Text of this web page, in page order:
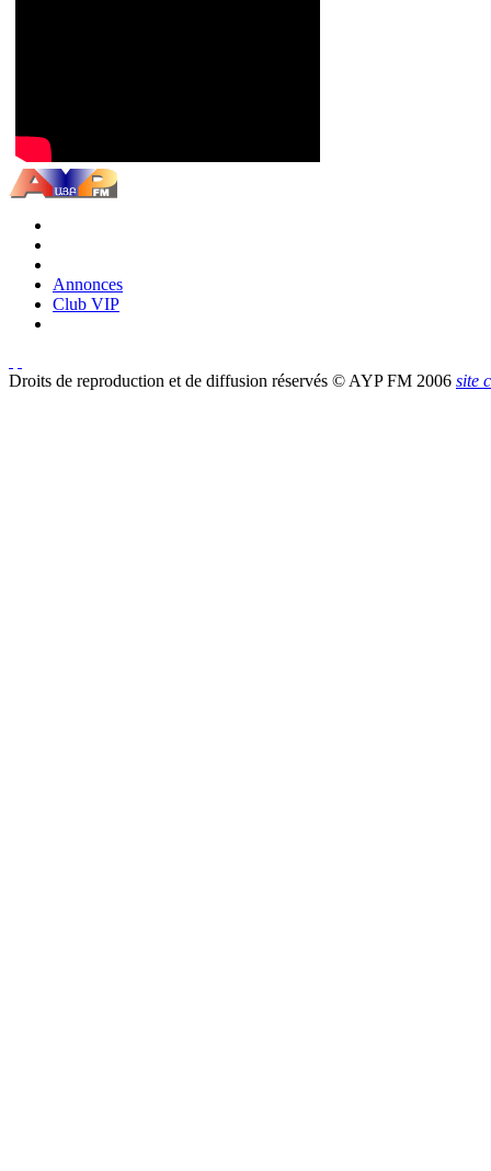
Annonces
Club VIP
Droits de reproduction et de diffusion réservés © AYP FM 2006 site